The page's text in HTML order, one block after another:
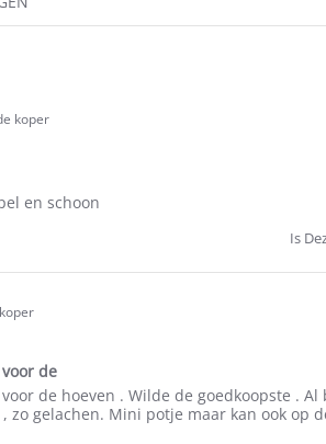
koper
en schoon
Is
de
de hoeven . Wilde de goedkoopste .
zo gelachen. Mini potje maar kan ook op